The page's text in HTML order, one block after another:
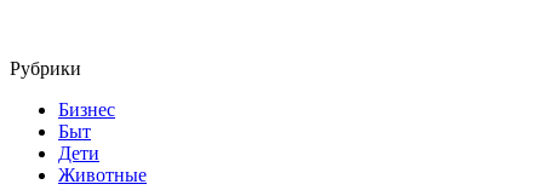
Рубрики
Бизнес
Быт
Дети
Животные